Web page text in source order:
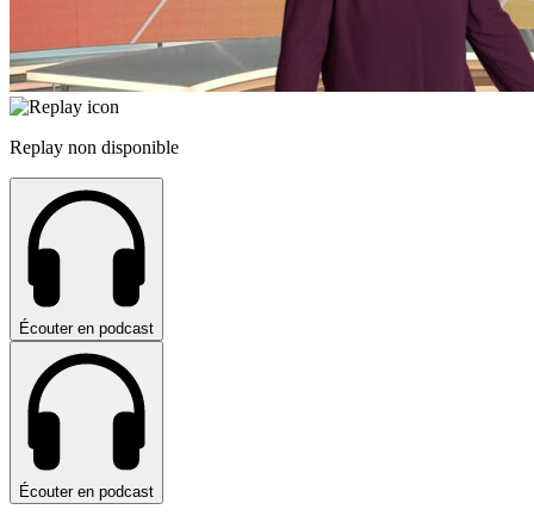
Replay non disponible
Écouter en podcast
Écouter en podcast